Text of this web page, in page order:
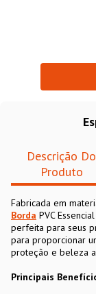
Descrição Do
Produto
Fabricada em
Borda PVC
perfeita para seus
para proporcionar
proteção e beleza
Principais